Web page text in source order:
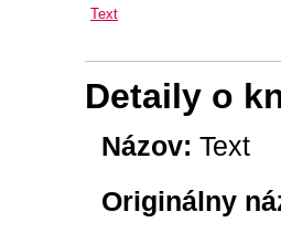
Text
Detaily o
Názov: Text
Originálny